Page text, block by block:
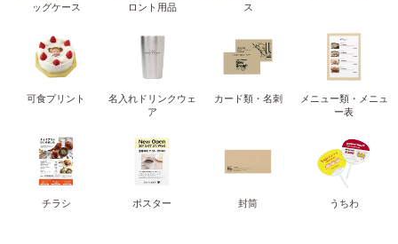
ッグケース
ロント用品
ス
可食プリント
名入れドリンクウェ
ア
カード類・名刺
メニュー類・メニュ
ー表
チラシ ポスター 封筒 うちわ